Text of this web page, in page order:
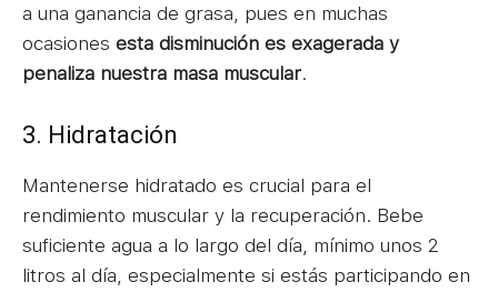
a una ganancia de grasa, pues en muchas
ocasiones esta disminución es exagerada y
penaliza nuestra masa muscular.
3. Hidratación
Mantenerse hidratado es crucial para el
rendimiento muscular y la recuperación. Bebe
suficiente agua a lo largo del día, mínimo unos 2
litros al día, especialmente si estás participando en